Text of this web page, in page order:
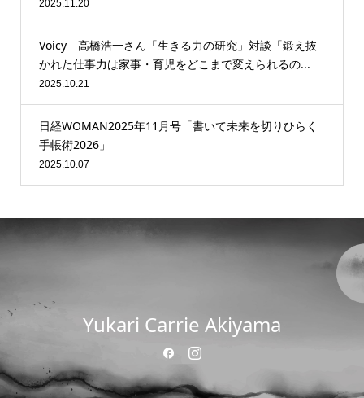
2025.11.20
Voicy 高橋浩一さん「生きる力の研究」対談「鍛え抜
かれた仕事力は家事・育児をどこまで変えられるの...
2025.10.21
日経WOMAN2025年11月号「書いて未来を切りひらく
手帳術2026」
2025.10.07
Yukari Carrie Akiyama